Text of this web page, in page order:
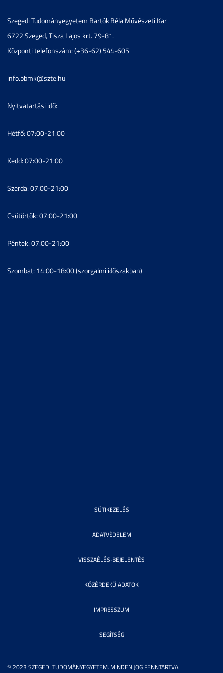
Szegedi Tudományegyetem Bartók Béla Művészeti Kar
6722 Szeged, Tisza Lajos krt. 79-81.
Központi telefonszám: (+36-62) 544-605
info.bbmk@szte.hu
Nyitvatartási idő:
Hétfő: 07:00-21:00
Kedd: 07:00-21:00
Szerda: 07:00-21:00
Csütörtök: 07:00-21:00
Péntek: 07:00-21:00
Szombat: 14:00-18:00 (szorgalmi időszakban)
© 2023 SZEGEDI TUDOMÁNYEGYETEM. MINDEN JOG FENNTARTVA.
SÜTIKEZELÉS
ADATVÉDELEM
VISSZAÉLÉS-BEJELENTÉS
KÖZÉRDEKŰ ADATOK
IMPRESSZUM
SEGÍTSÉG